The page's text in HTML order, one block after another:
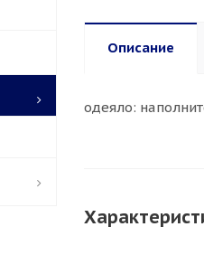
Описание
одеяло: